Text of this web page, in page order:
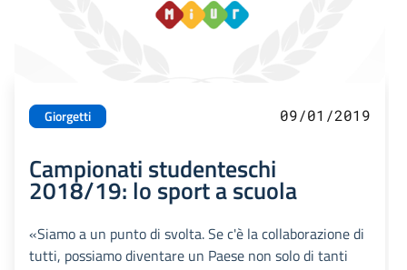
Giorgetti 09/01/2019
Campionati studenteschi
2018/19: lo sport a scuola
«Siamo a un punto di svolta. Se c'è la collaborazione di
tutti, possiamo diventare un Paese non solo di tanti